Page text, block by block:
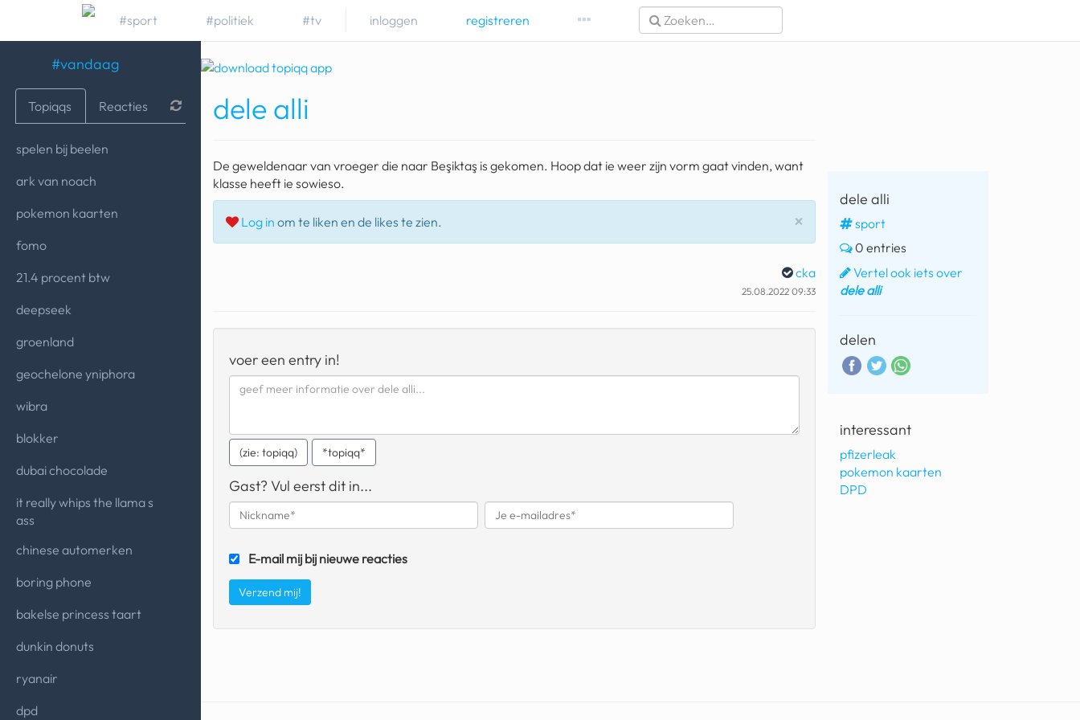
#sport #politiek #tv inloggen registreren
#vandaag
Topiqqs Reacties
spelen bij beelen
ark van noach
pokemon kaarten
fomo
21.4 procent btw
deepseek
groenland
geochelone yniphora
wibra
blokker
dubai chocolade
it really whips the llama s
ass
chinese automerken
boring phone
bakelse princess taart
dunkin donuts
ryanair
dpd
dele alli
De geweldenaar van vroeger die naar Beşiktaş is gekomen. Hoop dat ie weer zijn vorm gaat vinden, want
klasse heeft ie sowieso.
×Sluiten
Log in om te liken en de likes te zien.
cka
25.08.2022 09:33
voer een entry in!
(zie: topiqq) *topiqq*
Gast? Vul eerst dit in...
E-mail mij bij nieuwe reacties
dele alli
sport
0 entries
Vertel ook iets over
dele alli
delen
interessant
pfizerleak
pokemon kaarten
DPD